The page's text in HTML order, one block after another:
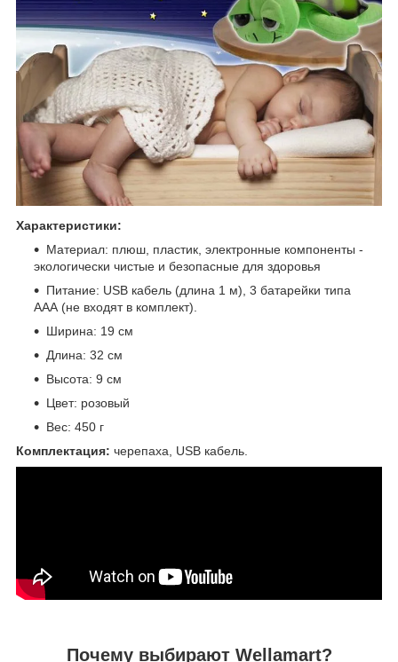
Характеристики:
Материал: плюш, пластик, электронные компоненты -
экологически чистые и безопасные для здоровья
Питание: USB кабель (длина 1 м), 3 батарейки типа
ААА (не входят в комплект).
Ширина: 19 см
Длина: 32 см
Высота: 9 см
Цвет: розовый
Вес: 450 г
Комплектация: черепаха, USB кабель.
Почему выбирают Wellamart?